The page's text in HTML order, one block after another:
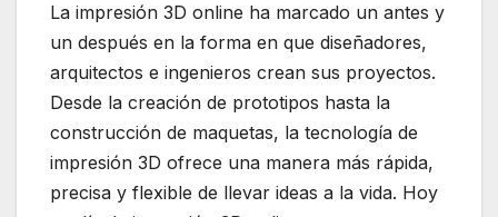
La impresión 3D online ha marcado un antes y
un después en la forma en que diseñadores,
arquitectos e ingenieros crean sus proyectos.
Desde la creación de prototipos hasta la
construcción de maquetas, la tecnología de
impresión 3D ofrece una manera más rápida,
precisa y flexible de llevar ideas a la vida. Hoy